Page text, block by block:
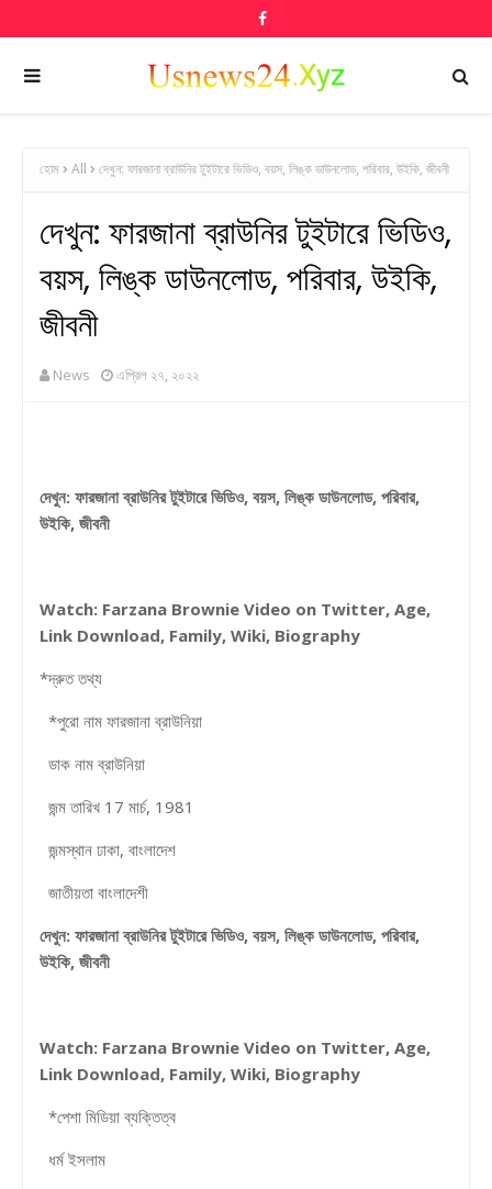
হোম All দেখুন: ফারজানা ব্রাউনির টুইটারে ভিডিও, বয়স, লিঙ্ক ডাউনলোড, পরিবার, উইকি, জীবনী
দেখুন: ফারজানা ব্রাউনির টুইটারে ভিডিও,
বয়স, লিঙ্ক ডাউনলোড, পরিবার, উইকি,
জীবনী
News এপ্রিল ২৭, ২০২২
দেখুন: ফারজানা ব্রাউনির টুইটারে ভিডিও, বয়স, লিঙ্ক ডাউনলোড, পরিবার,
উইকি, জীবনী
Watch: Farzana Brownie Video on Twitter, Age,
Link Download, Family, Wiki, Biography
*দ্রুত তথ্য
*পুরো নাম ফারজানা ব্রাউনিয়া
ডাক নাম ব্রাউনিয়া
জন্ম তারিখ 17 মার্চ, 1981
জন্মস্থান ঢাকা, বাংলাদেশ
জাতীয়তা বাংলাদেশী
দেখুন: ফারজানা ব্রাউনির টুইটারে ভিডিও, বয়স, লিঙ্ক ডাউনলোড, পরিবার,
উইকি, জীবনী
Watch: Farzana Brownie Video on Twitter, Age,
Link Download, Family, Wiki, Biography
*পেশা মিডিয়া ব্যক্তিত্ব
ধর্ম ইসলাম